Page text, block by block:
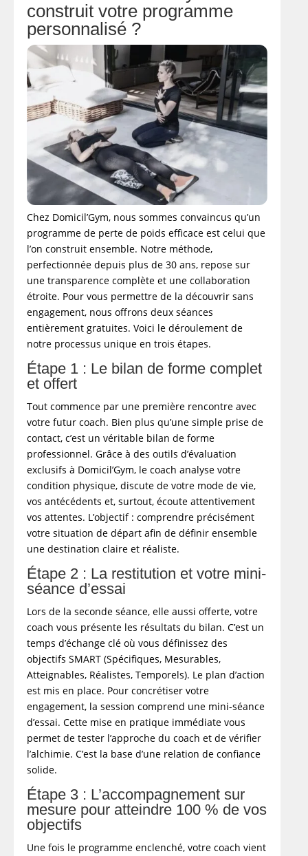
construit votre programme
personnalisé ?
Chez Domicil’Gym, nous sommes convaincus qu’un
programme de perte de poids efficace est celui que
l’on construit ensemble. Notre méthode,
perfectionnée depuis plus de 30 ans, repose sur
une transparence complète et une collaboration
étroite. Pour vous permettre de la découvrir sans
engagement, nous offrons deux séances
entièrement gratuites. Voici le déroulement de
notre processus unique en trois étapes.
Étape 1 : Le bilan de forme complet
et offert
Tout commence par une première rencontre avec
votre futur coach. Bien plus qu’une simple prise de
contact, c’est un véritable bilan de forme
professionnel. Grâce à des outils d’évaluation
exclusifs à Domicil’Gym, le coach analyse votre
condition physique, discute de votre mode de vie,
vos antécédents et, surtout, écoute attentivement
vos attentes. L’objectif : comprendre précisément
votre situation de départ afin de définir ensemble
une destination claire et réaliste.
Étape 2 : La restitution et votre mini-
séance d’essai
Lors de la seconde séance, elle aussi offerte, votre
coach vous présente les résultats du bilan. C’est un
temps d’échange clé où vous définissez des
objectifs SMART (Spécifiques, Mesurables,
Atteignables, Réalistes, Temporels). Le plan d’action
est mis en place. Pour concrétiser votre
engagement, la session comprend une mini-séance
d’essai. Cette mise en pratique immédiate vous
permet de tester l’approche du coach et de vérifier
l’alchimie. C’est la base d’une relation de confiance
solide.
Étape 3 : L’accompagnement sur
mesure pour atteindre 100 % de vos
objectifs
Une fois le programme enclenché, votre coach vient